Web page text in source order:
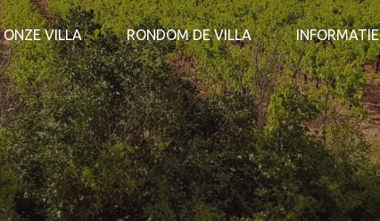
ONZE VILLA RONDOM DE VILLA INFORMATIE